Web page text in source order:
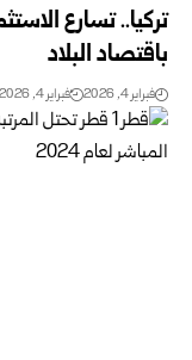
تركيا.. تسارع
باقتصاد البلاد
فبراير 4, 2026 فبراير 4, 2026